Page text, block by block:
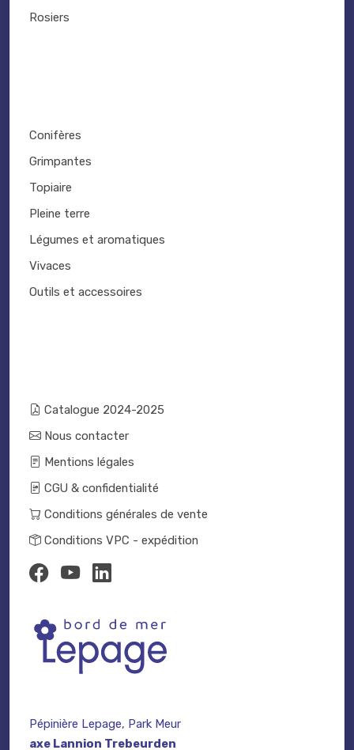
Rosiers
Conifères
Grimpantes
Topiaire
Pleine terre
Légumes et aromatiques
Vivaces
Outils et accessoires
Catalogue 2024-2025
Nous contacter
Mentions légales
CGU & confidentialité
Conditions générales de vente
Conditions VPC - expédition
Pépinière Lepage, Park Meur
axe Lannion Trebeurden